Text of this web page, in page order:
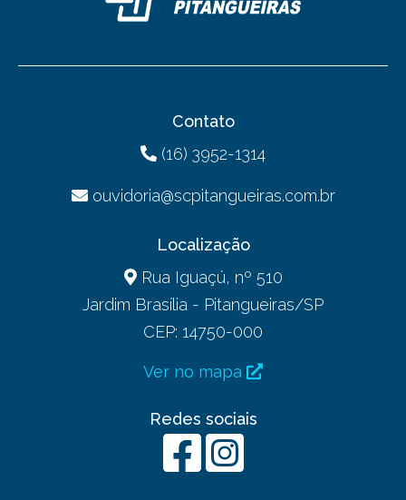
Contato
(16) 3952-1314
ouvidoria@scpitangueiras.com.br
Localização
Rua Iguaçú, nº 510
Jardim Brasília - Pitangueiras/SP
CEP: 14750-000
Ver no mapa
Redes sociais